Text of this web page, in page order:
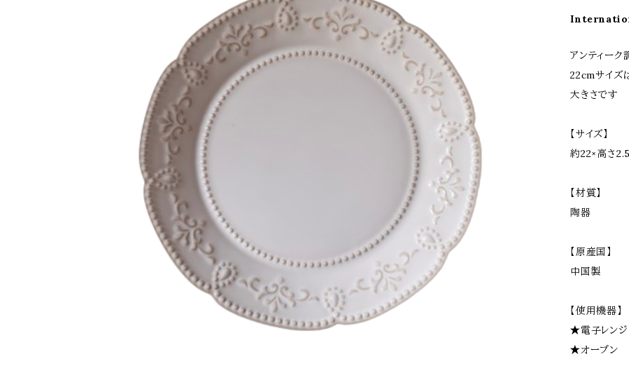
アンティー
22cmサイズ
大きさです
【サイズ】
約22×高さ
【材質】
陶器
【原産国】
中国製
【使用機器】
★電子レン
★オーブン